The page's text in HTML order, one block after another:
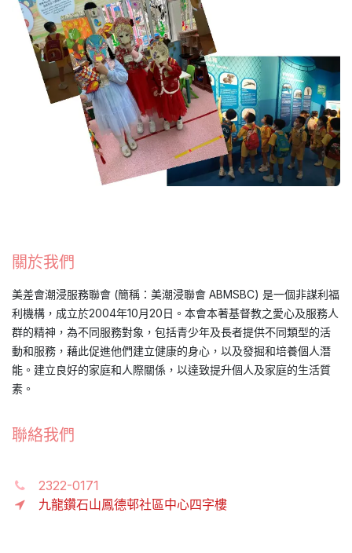
關於我們
美差會潮浸服務聯會 (簡稱：美潮浸聯會 ABMSBC) 是一個非謀利福
利機構，成立於2004年10月20日。本會本著基督教之愛心及服務人
群的精神，為不同服務對象，包括青少年及長者提供不同類型的活
動和服務，藉此促進他們建立健康的身心，以及發掘和培養個人潛
能。建立良好的家庭和人際關係，以達致提升個人及家庭的生活質
素。
聯絡我們
2322-0171
九龍鑽石山鳳德邨社區中心四字樓